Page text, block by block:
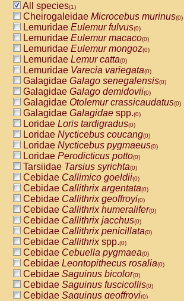
All species(1)
Cheirogaleidae Microcebus murinus(0)
Lemuridae Eulemur fulvus(0)
Lemuridae Eulemur macaco(0)
Lemuridae Eulemur mongoz(0)
Lemuridae Lemur catta(0)
Lemuridae Varecia variegata(0)
Galagidae Galago senegalensis(0)
Galagidae Galago demidovii(0)
Galagidae Otolemur crassicaudatus(0)
Galagidae Galagidae spp.(0)
Loridae Loris tardigradus(0)
Loridae Nycticebus coucang(0)
Loridae Nycticebus pygmaeus(0)
Loridae Perodicticus potto(0)
Tarsiidae Tarsius syrichta(0)
Cebidae Callimico goeldii(0)
Cebidae Callithrix argentata(0)
Cebidae Callithrix geoffroyi(0)
Cebidae Callithrix humeralifer(0)
Cebidae Callithrix jacchus(0)
Cebidae Callithrix penicillata(0)
Cebidae Callithrixspp.(0)
Cebidae Cebuella pygmaea(0)
Cebidae Leontopithecus rosalia(0)
Cebidae Saguinus bicolor(0)
Cebidae Saguinus fuscicollis(0)
Cebidae Saguinus geoffroyi(0)